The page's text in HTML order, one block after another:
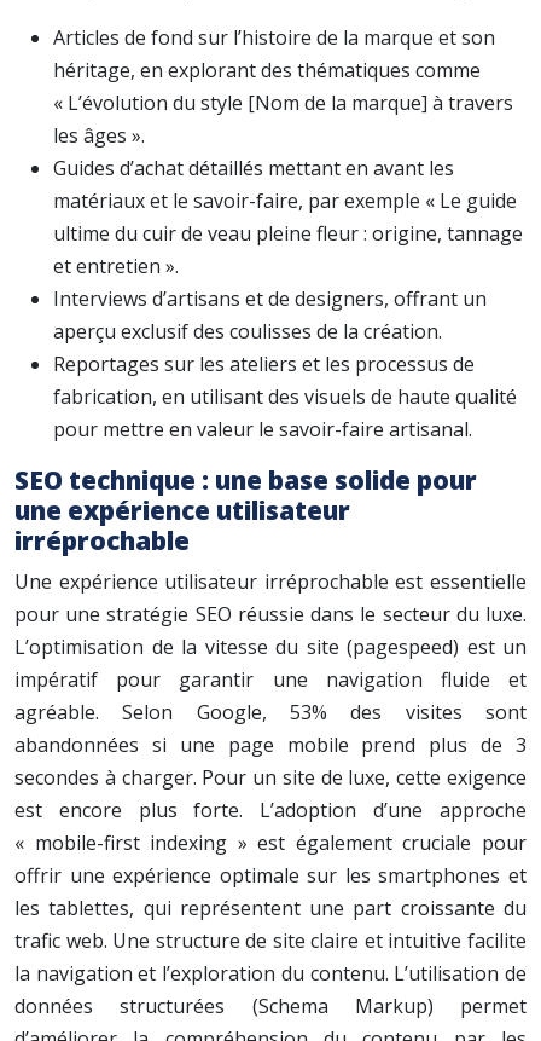
Articles de fond sur l’histoire de la marque et son
héritage, en explorant des thématiques comme
« L’évolution du style [Nom de la marque] à travers
les âges ».
Guides d’achat détaillés mettant en avant les
matériaux et le savoir-faire, par exemple « Le guide
ultime du cuir de veau pleine fleur : origine, tannage
et entretien ».
Interviews d’artisans et de designers, offrant un
aperçu exclusif des coulisses de la création.
Reportages sur les ateliers et les processus de
fabrication, en utilisant des visuels de haute qualité
pour mettre en valeur le savoir-faire artisanal.
SEO technique : une base solide pour
une expérience utilisateur
irréprochable
Une expérience utilisateur irréprochable est essentielle
pour une stratégie SEO réussie dans le secteur du luxe.
L’optimisation de la vitesse du site (pagespeed) est un
impératif pour garantir une navigation fluide et
agréable. Selon Google, 53% des visites sont
abandonnées si une page mobile prend plus de 3
secondes à charger. Pour un site de luxe, cette exigence
est encore plus forte. L’adoption d’une approche
« mobile-first indexing » est également cruciale pour
offrir une expérience optimale sur les smartphones et
les tablettes, qui représentent une part croissante du
trafic web. Une structure de site claire et intuitive facilite
la navigation et l’exploration du contenu. L’utilisation de
données structurées (Schema Markup) permet